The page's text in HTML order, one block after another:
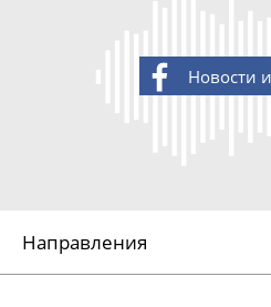
Новости
Направления